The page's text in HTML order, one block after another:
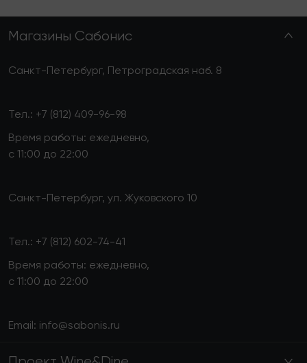
Магазины Сабонис
Санкт-Петербург, Петроградская наб. 8
Тел.: +7 (812) 409-96-98
Время работы: ежедневно,
с 11:00 до 22:00
Санкт-Петербург, ул. Жуковского 10
Тел.: +7 (812) 602-74-41
Время работы: ежедневно,
с 11:00 до 22:00
Email: info@sabonis.ru